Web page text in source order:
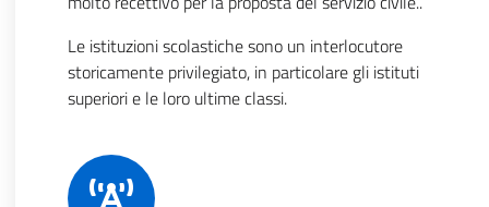
Le istituzioni scolastiche sono un interlocutore
storicamente privilegiato, in particolare gli istituti
superiori e le loro ultime classi.